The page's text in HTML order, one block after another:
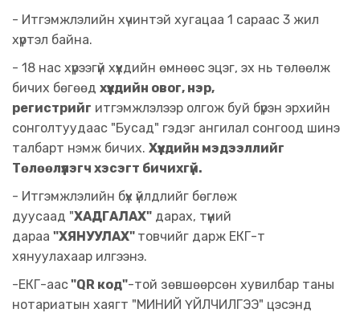
- Итгэмжлэлийн хүчинтэй хугацаа 1 сараас 3 жил
хүртэл байна.
- 18 нас хүрээгүй хүүхдийн өмнөөс эцэг, эх нь төлөөлж
бичих бөгөөд хүүхдийн овог, нэр,
регистрийг итгэмжлэлээр олгож буй бүрэн эрхийн
сонголтуудаас "Бусад" гэдэг ангилал сонгоод шинэ
талбарт нэмж бичих. Хүүхдийн мэдээллийг
Төлөөлүүлэгч хэсэгт бичихгүй.
- Итгэмжлэлийн бүх үйлдлийг бөглөж
дуусаад "ХАДГАЛАХ" дарах, түүний
дараа "ХЯНУУЛАХ" товчийг дарж ЕКГ-т
хянуулахаар илгээнэ.
-ЕКГ-аас"QR код"-той зөвшөөрсөн хувилбар таны
нотариатын хаягт "МИНИЙ ҮЙЛЧИЛГЭЭ" цэсэнд